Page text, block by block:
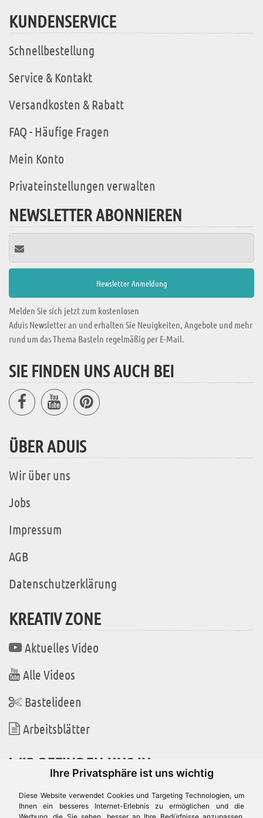
Ihre Privatsphäre ist uns wichtig
Diese Website verwendet Cookies und Targeting Technologien, um
Ihnen ein besseres Internet-Erlebnis zu ermöglichen und die
KUNDENSERVICE
Schnellbestellung
Service & Kontakt
Versandkosten & Rabatt
FAQ - Häufige Fragen
Mein Konto
Privateinstellungen verwalten
NEWSLETTER ABONNIEREN
Melden Sie sich jetzt zum kostenlosen
Aduis Newsletter an und erhalten Sie Neuigkeiten, Angebote und mehr
rund um das Thema Basteln regelmäßig per E-Mail.
SIE FINDEN UNS AUCH BEI
ÜBER ADUIS
Wir über uns
Jobs
Impressum
AGB
Datenschutzerklärung
KREATIV ZONE
Aktuelles Video
Alle Videos
Bastelideen
Arbeitsblätter
WIR BEFINDEN UNS IN